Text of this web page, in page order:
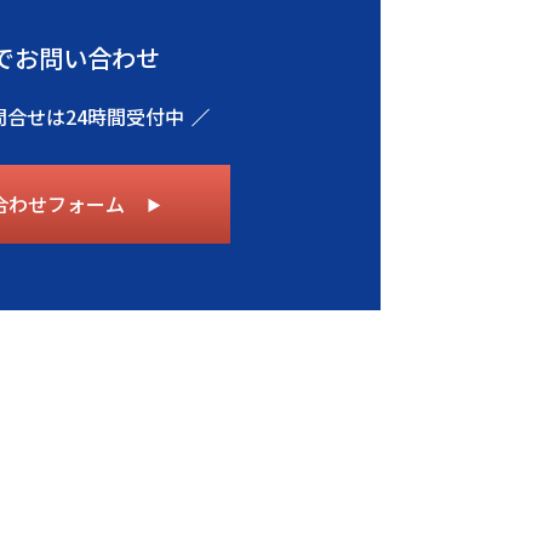
お問い合わせ
せは24時間受付中
わせフォーム ▶︎